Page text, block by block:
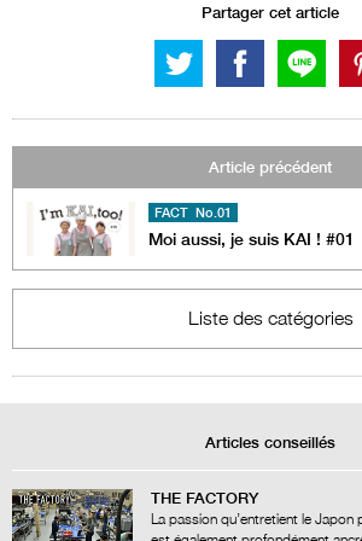
Partager cet article
Article précédent
FACT No.01
Moi aussi, je suis KAI ! #01
Liste des catégories
Articles conseillés
THE FACTORY
La passion qu’entretient le Japon